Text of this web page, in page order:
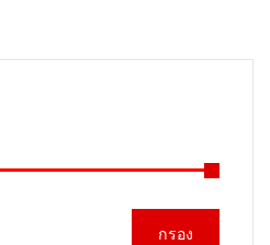
กรอง